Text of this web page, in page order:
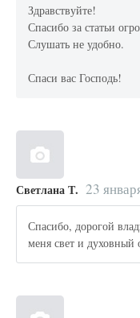
Здравствуйте!
Спасибо за статьи
Слушать не удобно.
Спаси вас Господь!
Светлана Т. 23
Спасибо, дорогой
меня свет и духовный